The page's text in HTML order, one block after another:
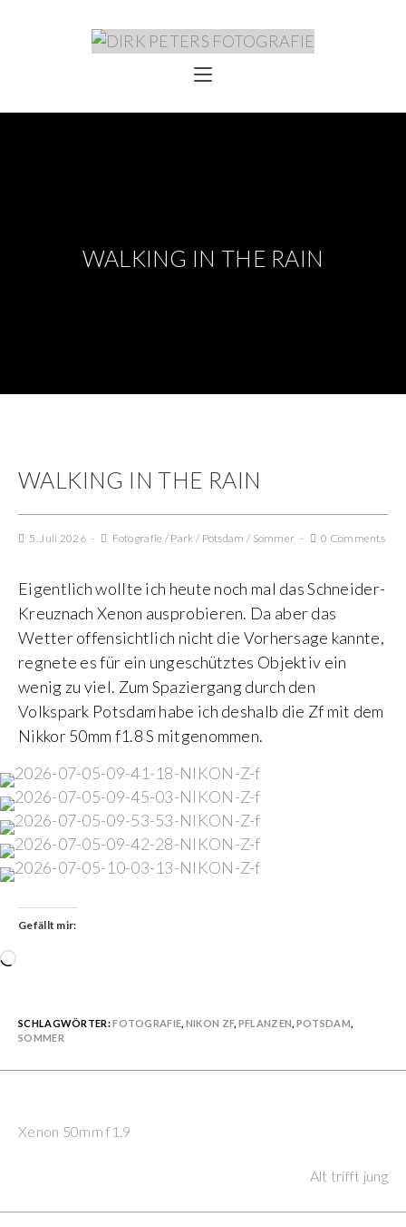
WALKING IN THE RAIN
WALKING IN THE RAIN
5. Juli 2026 Fotografie / Park / Potsdam / Sommer 0 Comments
Eigentlich wollte ich heute noch mal das Schneider-
Kreuznach Xenon ausprobieren. Da aber das
Wetter offensichtlich nicht die Vorhersage kannte,
regnete es für ein ungeschütztes Objektiv ein
wenig zu viel. Zum Spaziergang durch den
Volkspark Potsdam habe ich deshalb die Zf mit dem
Nikkor 50mm f1.8 S mitgenommen.
Gefällt mir:
Wird
SCHLAGWÖRTER:FOTOGRAFIE NIKON ZF, PFLANZEN POTSDAM
SOMMER
Reading
Xenon 50mm f1.9
Alt trifft jung